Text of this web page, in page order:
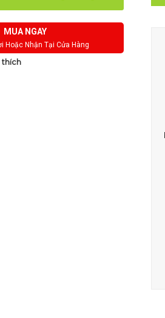
MUA NGAY
Hoặc Nhận Tại Cửa Hàng
thích